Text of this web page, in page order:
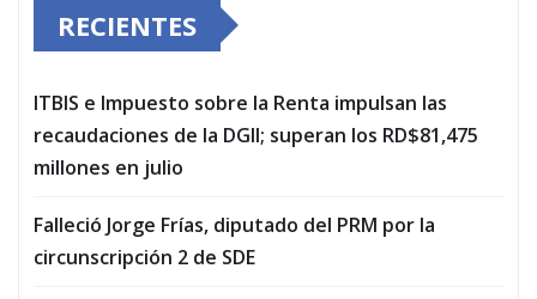
RECIENTES
ITBIS e Impuesto sobre la Renta impulsan las
recaudaciones de la DGII; superan los RD$81,475
millones en julio
Falleció Jorge Frías, diputado del PRM por la
circunscripción 2 de SDE